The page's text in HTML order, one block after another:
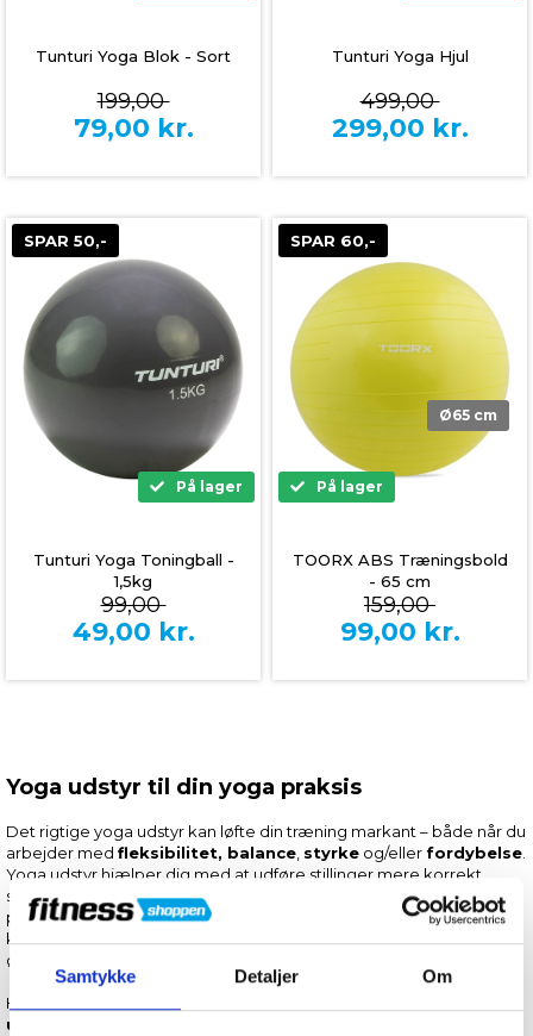
Samtykke Detaljer Om
Tunturi Yoga Blok - Sort
199,00
79,00 kr.
Tunturi Yoga Hjul
499,00
299,00 kr.
SPAR 50,-
På lager
Tunturi Yoga Toningball -
1,5kg
99,00
49,00 kr.
SPAR 60,-
Ø65 cm
På lager
TOORX ABS Træningsbold
- 65 cm
159,00
99,00 kr.
Yoga udstyr til din yoga praksis
Det rigtige yoga udstyr kan løfte din træning markant – både når du
arbejder med fleksibilitet, balance styrke og/eller fordybelse
Yoga udstyr hjælper dig med at udføre stillinger mere korrekt,
skabe bedre alignment og sikre, at du kan arbejde med kroppen
på en tryg og skånsom måde. Ligesom det kan hjælpe dig med at
komme endnu dybere i stillingerne og udfordre dig til at prøve nye
øvelser.
Hos Fitnessshoppen har vi samlet et
udstyr